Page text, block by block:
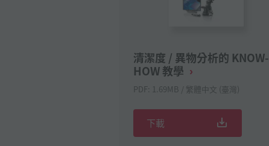
清潔度 / 異物分析的 KNOW-
HOW 教學
PDF: 1.69MB / 繁體中文 (臺灣)
下載